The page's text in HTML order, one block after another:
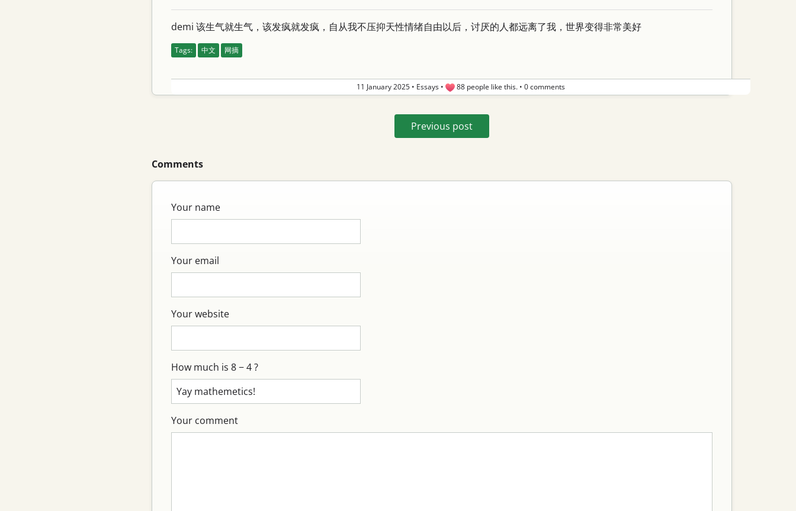
demi 该生气就生气，该发疯就发疯，自从我不压抑天性情绪自由以后，讨厌的人都远离了我，世界变得非常美好
Tags: 中文 网摘
11 January 2025 • Essays • 88 people like this. • 0 comments
Previous post
Comments
Your name
Your email
Your website
How much is 8 − 4 ?
Your comment